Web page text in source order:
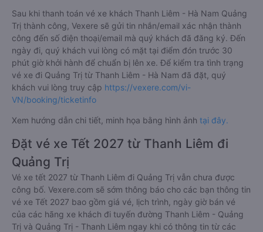
Sau khi thanh toán vé xe khách Thanh Liêm - Hà Nam Quảng
Trị thành công, Vexere sẽ gửi tin nhắn/email xác nhận thành
công đến số điện thoại/email mà quý khách đã đăng ký. Đến
ngày đi, quý khách vui lòng có mặt tại điểm đón trước 30
phút giờ khởi hành để chuẩn bị lên xe. Để kiểm tra tình trạng
vé xe đi Quảng Trị từ Thanh Liêm - Hà Nam đã đặt, quý
khách vui lòng truy cập https://vexere.com/vi-
VN/booking/ticketinfo
Xem hướng dẫn chi tiết, minh họa bằng hình ảnh tại đây.
Đặt vé xe Tết 2027 từ Thanh Liêm đi
Quảng Trị
Vé xe tết 2027 từ Thanh Liêm đi Quảng Trị vẫn chưa được
công bố. Vexere.com sẽ sớm thông báo cho các bạn thông tin
vé xe Tết 2027 bao gồm giá vé, lịch trình, ngày giờ bán vé
của các hãng xe khách đi tuyến đường Thanh Liêm - Quảng
Trị và Quảng Trị - Thanh Liêm ngay khi có thông tin từ các